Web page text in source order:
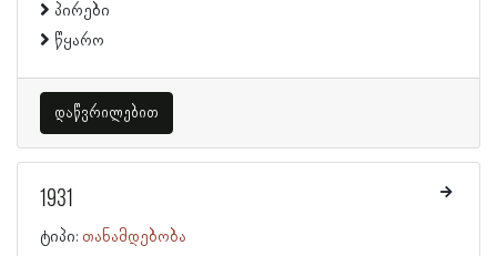
პირები
წყარო
დაწვრილებით
1931
ტიპი: თანამდებობა